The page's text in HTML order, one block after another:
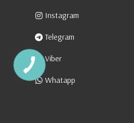
Instagram
Telegram
Viber
Whatapp